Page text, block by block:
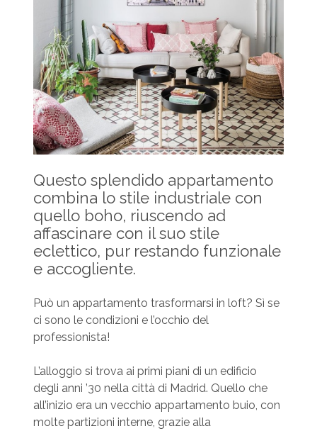
Questo splendido appartamento
combina lo stile industriale con
quello boho, riuscendo ad
affascinare con il suo stile
eclettico, pur restando funzionale
e accogliente.
Può un appartamento trasformarsi in loft? Sì se
ci sono le condizioni e l’occhio del
professionista!
L’alloggio si trova ai primi piani di un edificio
degli anni ’30 nella città di Madrid. Quello che
all’inizio era un vecchio appartamento buio, con
molte partizioni interne, grazie alla